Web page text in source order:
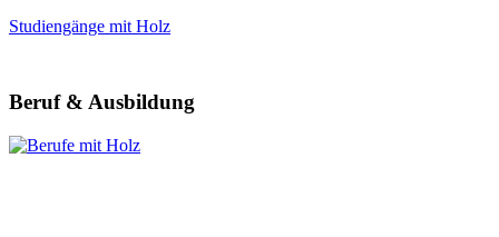
Studiengänge mit Holz
Beruf & Ausbildung